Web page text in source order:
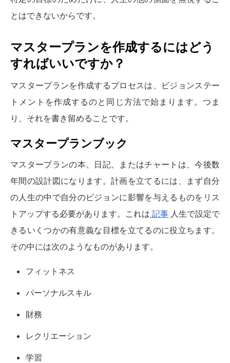
とはできないからです。
マスタープランを作成するにはどう
すればいいですか？
マスタープランを作成するプロセスは、ビジョンステー
トメントを作成するのと同じ方法で始まります。つま
り、それを書き留めることです。
マスタープランブック
マスタープランの本、日記、またはチャートは、今後数
年間の設計図になります。計画を立てるには、まず自分
の人生の中で自分のビジョンに影響を与えるものをリス
トアップする必要があります。これは 記事 人生で設定で
きるいくつかの有意義な目標を立てるのに役立ちます。
その中には次のようなものがあります。
フィットネス
パーソナルスキル
財務
レクリエーション
学習